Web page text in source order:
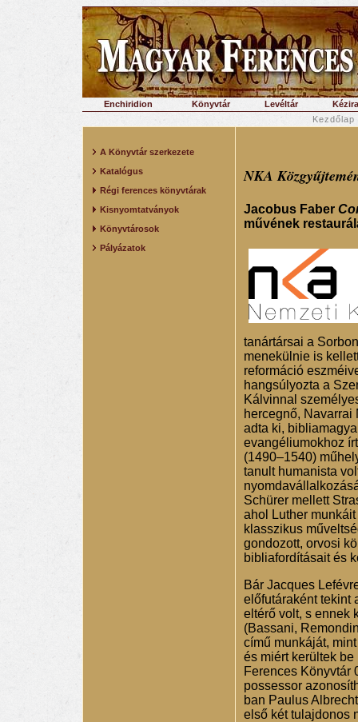
Enchiridion Könyvtár Levéltár
Kezdőlap
A Könyvtár szerkezete
Katalógus
Régi ferences könyvtárak
Kisnyomtatványok
Könyvtárosok
Pályázatok
NKA
Jacobus Faber
művének
tanártársai a
menekülnie is
reformáció
hangsúlyozta a
Kálvinnal
hercegnő, Navarrai
adta ki,
evangéliumokhoz
(1490–1540)
tanult humanista
Schürer mellett
ahol Luther
klasszikus
gondozott, orvosi
bibliafordításait és
Bár Jacques
előfutáraként tekint
eltérő volt, s ennek
(Bassani,
című munkáját,
és miért kerültek
Ferences Könyvtár
possessor
ban Paulus
első két tulajdonos